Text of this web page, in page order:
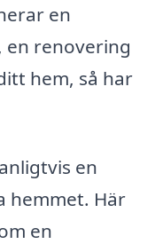
en
renovering
hem, så har
en
hemmet. Här
en